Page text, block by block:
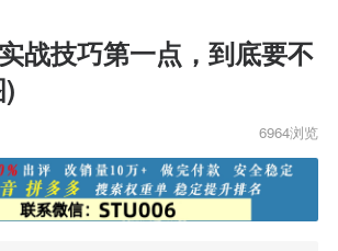
战技巧第一点，到底要不
6964浏览